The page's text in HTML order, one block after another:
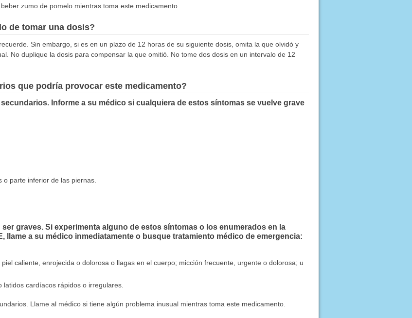
zumo de pomelo mientras toma este medicamento.
de tomar una dosis?
Sin embargo, si es en un plazo de 12 horas de su siguiente dosis, omita la que olvidó y
No duplique la dosis para compensar la que omitió. No tome dos dosis en un intervalo de 12
que podría provocar este medicamento?
Informe a su médico si cualquiera de estos síntomas se vuelve grave
o parte inferior de las piernas.
graves. Si experimenta alguno de estos síntomas o los enumerados en la
llame a su médico inmediatamente o busque tratamiento médico de emergencia:
caliente, enrojecida o dolorosa o llagas en el cuerpo; micción frecuente, urgente o dolorosa; u
cardíacos rápidos o irregulares.
Llame al médico si tiene algún problema inusual mientras toma este medicamento.